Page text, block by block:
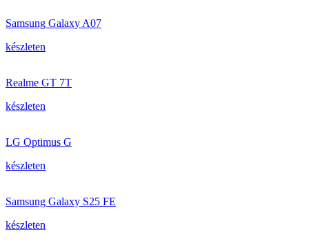
Samsung Galaxy A07
készleten
Realme GT 7T
készleten
LG Optimus G
készleten
Samsung Galaxy S25 FE
készleten